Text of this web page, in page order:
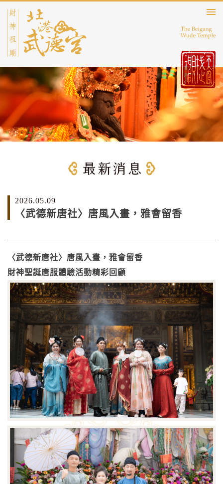
2026.05.09
〈武德新唐社〉唐風入畫，雅會留香
〈武德新唐社〉唐風入畫，雅會留香
財神聖誕唐服體驗活動精彩回顧